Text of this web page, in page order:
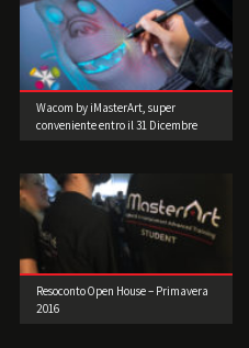
Wacom by iMasterArt, super
conveniente entro il 31 Dicembre
Resoconto Open House – Primavera
2016